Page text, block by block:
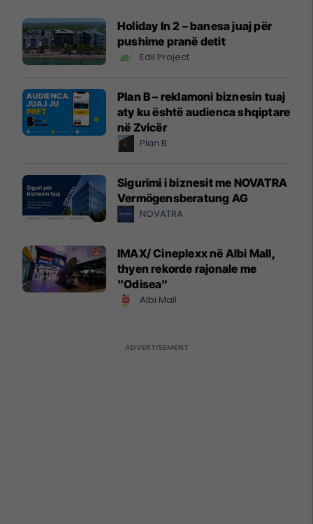
Holiday In 2 – banesa juaj për
pushime pranë detit
Edil Project
Plan B – reklamoni biznesin tuaj
aty ku është audienca shqiptare
në Zvicër
Plan B
Sigurimi i biznesit me NOVATRA
Vermögensberatung AG
NOVATRA
IMAX/ Cineplexx në Albi Mall,
thyen rekorde rajonale me
"Odisea"
Albi Mall